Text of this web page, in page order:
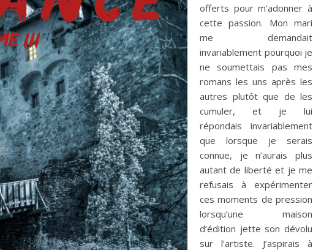
offerts pour m’adonner à
cette passion. Mon mari
me demandait
invariablement pourquoi je
ne soumettais pas mes
romans les uns après les
autres plutôt que de les
cumuler, et je lui
répondais invariablement
que lorsque je serais
connue, je n’aurais plus
autant de liberté et je me
refusais à expérimenter
ces moments de pression
lorsqu’une maison
d’édition jette son dévolu
sur l’artiste. J’aspirais à